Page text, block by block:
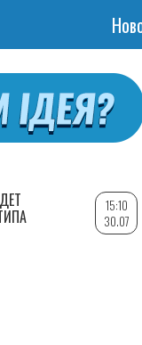
15:10
30.07